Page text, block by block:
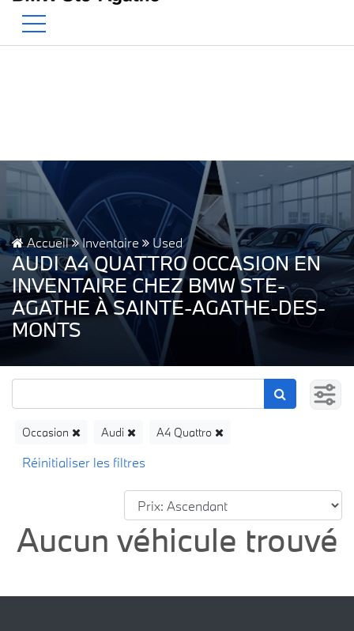
Accueil Inventaire Used
AUDI A4 QUATTRO OCCASION EN
INVENTAIRE CHEZ BMW STE-
AGATHE À SAINTE-AGATHE-DES-
MONTS
Occasion Audi A4 Quattro
Aucun véhicule trouvé